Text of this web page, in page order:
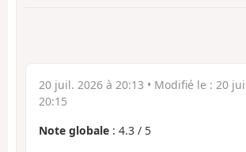
20 juil. 2026 à 20:13 • Modifié le : 20
20:15
Note globale : 4.3 / 5